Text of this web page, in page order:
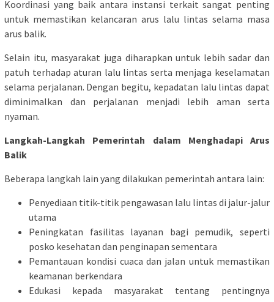
Koordinasi yang baik antara instansi terkait sangat penting
untuk memastikan kelancaran arus lalu lintas selama masa
arus balik.
Selain itu, masyarakat juga diharapkan untuk lebih sadar dan
patuh terhadap aturan lalu lintas serta menjaga keselamatan
selama perjalanan. Dengan begitu, kepadatan lalu lintas dapat
diminimalkan dan perjalanan menjadi lebih aman serta
nyaman.
Langkah-Langkah Pemerintah dalam Menghadapi Arus
Balik
Beberapa langkah lain yang dilakukan pemerintah antara lain:
Penyediaan titik-titik pengawasan lalu lintas di jalur-jalur
utama
Peningkatan fasilitas layanan bagi pemudik, seperti
posko kesehatan dan penginapan sementara
Pemantauan kondisi cuaca dan jalan untuk memastikan
keamanan berkendara
Edukasi kepada masyarakat tentang pentingnya